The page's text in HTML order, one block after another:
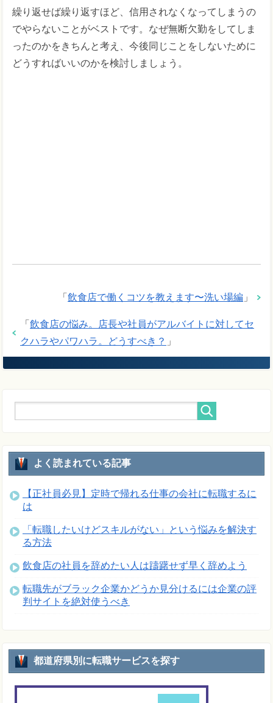
繰り返せば繰り返すほど、信用されなくなってしまうの
でやらないことがベストです。なぜ無断欠勤をしてしま
ったのかをきちんと考え、今後同じことをしないために
どうすればいいのかを検討しましょう。
「 飲食店で働くコツを教えます〜洗い場編 」
「 飲食店の悩み。店長や社員がアルバイトに対してセ
クハラやパワハラ。どうすべき？ 」
よく読まれている記事
【正社員必見】定時で帰れる仕事の会社に転職するに
は
「転職したいけどスキルがない」という悩みを解決す
る方法
飲食店の社員を辞めたい人は躊躇せず早く辞めよう
転職先がブラック企業かどうか見分けるには企業の評
判サイトを絶対使うべき
都道府県別に転職サービスを探す